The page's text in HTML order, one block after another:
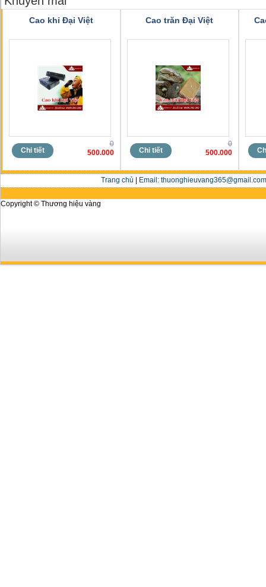
Cao khỉ Đại Việt
Chi tiết
0
500.000
Cao trăn Đại Việt
Chi tiết
0
500.000
Trang chủ Email:
Copyright © Thương hiệu vàng